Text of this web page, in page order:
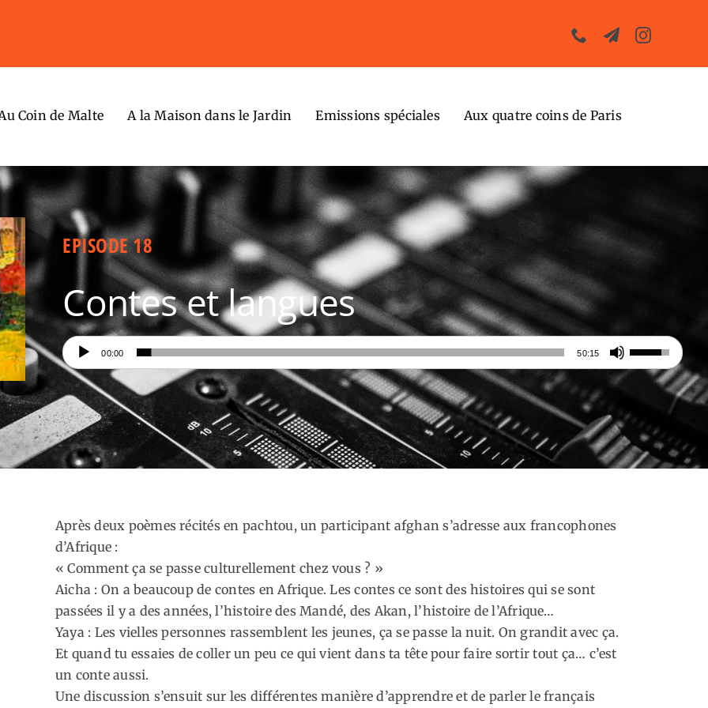
Coin de Malte A la Maison dans le Jardin Emissions spéciales Aux quatre coins de Paris
EPISODE 18
Contes et langues
Lecteur
audio
00:00 50:15
Utilisez
les
flèches
haut/bas
pour
augmenter
Après deux poèmes récités en pachtou, un participant afghan s’adresse aux francophones
d’Afrique :
« Comment ça se passe culturellement chez vous ? »
Aicha : On a beaucoup de contes en Afrique. Les contes ce sont des histoires qui se sont
passées il y a des années, l’histoire des Mandé, des Akan, l’histoire de l’Afrique…
Yaya : Les vielles personnes rassemblent les jeunes, ça se passe la nuit. On grandit avec ça.
Et quand tu essaies de coller un peu ce qui vient dans ta tête pour faire sortir tout ça… c’est
un conte aussi.
Une discussion s’ensuit sur les différentes manière d’apprendre et de parler le français